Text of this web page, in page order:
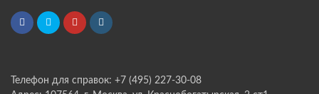
Телефон для справок: +7 (495) 227-30-08